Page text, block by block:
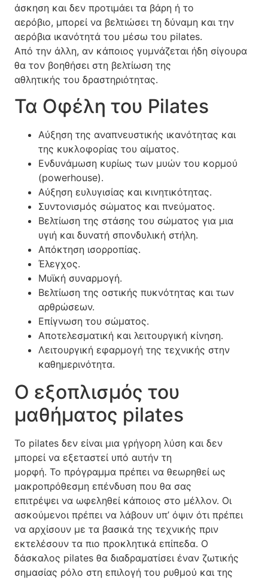
άσκηση και δεν προτιμάει τα βάρη ή το
αερόβιο, μπορεί να βελτιώσει τη δύναμη και την
αερόβια ικανότητά του μέσω του pilates.
Από την άλλη, αν κάποιος γυμνάζεται ήδη σίγουρα
θα τον βοηθήσει στη βελτίωση της
αθλητικής του δραστηριότητας.
Τα Οφέλη του Pilates
Αύξηση της αναπνευστικής ικανότητας και
της κυκλοφορίας του αίματος.
Ενδυνάμωση κυρίως των μυών του κορμού
(powerhouse).
Αύξηση ευλυγισίας και κινητικότητας.
Συντονισμός σώματος και πνεύματος.
Βελτίωση της στάσης του σώματος για μια
υγιή και δυνατή σπονδυλική στήλη.
Απόκτηση ισορροπίας.
Έλεγχος.
Μυϊκή συναρμογή.
Βελτίωση της οστικής πυκνότητας και των
αρθρώσεων.
Επίγνωση του σώματος.
Αποτελεσματική και λειτουργική κίνηση.
Λειτουργική εφαρμογή της τεχνικής στην
καθημερινότητα.
Ο εξοπλισμός του
μαθήματος pilates
Το pilates δεν είναι μια γρήγορη λύση και δεν
μπορεί να εξεταστεί υπό αυτήν τη
μορφή. Το πρόγραμμα πρέπει να θεωρηθεί ως
μακροπρόθεσμη επένδυση που θα σας
επιτρέψει να ωφεληθεί κάποιος στο μέλλον. Οι
ασκούμενοι πρέπει να λάβουν υπ’ όψιν ότι πρέπει
να αρχίσουν με τα βασικά της τεχνικής πριν
εκτελέσουν τα πιο προκλητικά επίπεδα. Ο
δάσκαλος pilates θα διαδραματίσει έναν ζωτικής
σημασίας ρόλο στη επιλογή του ρυθμού και της